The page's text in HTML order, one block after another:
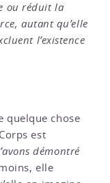
ou réduit la
autant qu’elle
l’existence
quelque chose
est
démontré
elle